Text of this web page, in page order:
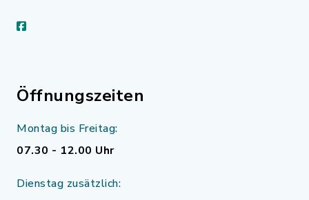
facebook
Öffnungszeiten
Montag bis Freitag:
07.30 - 12.00 Uhr
Dienstag zusätzlich: